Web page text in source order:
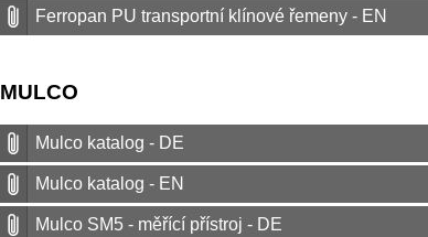
Ferropan PU transportní klínové řemeny - EN
MULCO
Mulco katalog - DE
Mulco katalog - EN
Mulco SM5 - měřící přístroj - DE